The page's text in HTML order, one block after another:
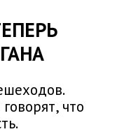
что